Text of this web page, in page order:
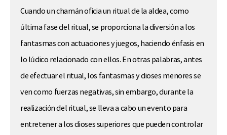
Cuando un chamán oficia un ritual de la aldea, como
última fase del ritual, se proporciona la diversión a los
fantasmas con actuaciones y juegos, haciendo énfasis en
lo lúdico relacionado con ellos. En otras palabras, antes
de efectuar el ritual, los fantasmas y dioses menores se
ven como fuerzas negativas, sin embargo, durante la
realización del ritual, se lleva a cabo un evento para
entretener a los dioses superiores que pueden controlar